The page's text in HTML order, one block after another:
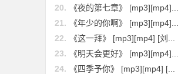
20.
《夜的第七章》 [mp3][mp4]...
21.
《年少的你啊》 [mp3][mp4]...
22.
《这一拜》 [mp3][mp4] [刘...
23.
《明天会更好》 [mp3][mp4]...
24.
《四季予你》 [mp3][mp4] [...